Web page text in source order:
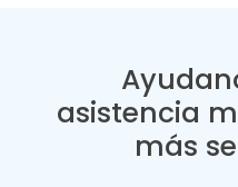
asistencia
más